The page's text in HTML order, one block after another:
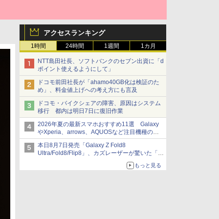
アクセスランキング
1時間 24時間 1週間 1カ月
NTT島田社長、ソフトバンクのセブン出資に「d
ポイント使えるようにして」
ドコモ前田社長が「ahamo40GB化は検証のた
め」、料金値上げへの考え方にも言及
ドコモ・バイクシェアの障害、原因はシステム
移行 都内は明日7日に復旧作業
2026年夏の最新スマホおすすめ11選 Galaxy
やXperia、arrows、AQUOSなど注目機種の特
徴は
本日8月7日発売「Galaxy Z Fold8
Ultra/Fold8/Flip8」、カズレーザーが驚いた「そ
もっと見る